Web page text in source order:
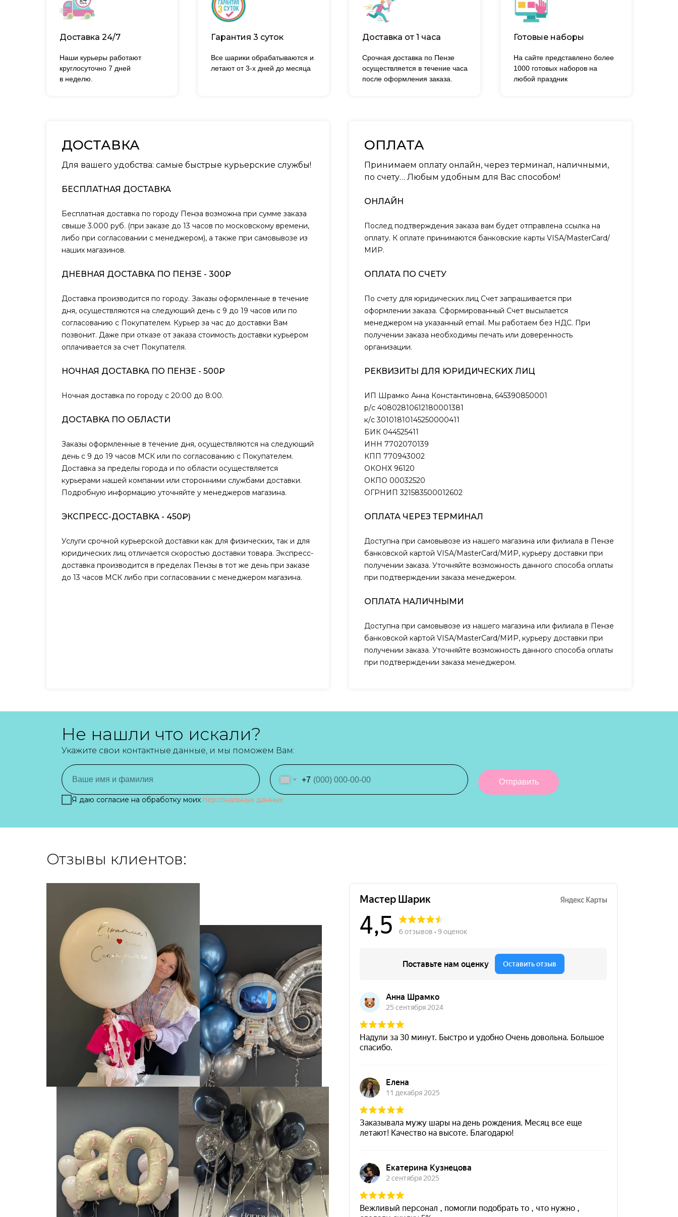
Доставка 24/7
Все шарики обрабатываются и
летают от 3-х дней до месяца
Срочная доставка по Пензе
осуществляется в течение часа
после оформления заказа.
Наши курьеры работают
круглосуточно 7 дней
в неделю.
Гарантия 3 суток Доставка от 1 часа
На сайте представлено более
1000 готовых наборов на
любой праздник
Готовые наборы
ДОСТАВКА
Для вашего удобства: самые быстрые курьерские службы!
БЕСПЛАТНАЯ ДОСТАВКА
Бесплатная доставка по городу Пенза возможна при сумме заказа
свыше 3.000 руб. (при заказе до 13 часов по московскому времени,
либо при согласовании с менеджером), а также при самовывозе из
наших магазинов.
ДНЕВНАЯ ДОСТАВКА ПО ПЕНЗЕ - 300₽
Доставка производится по городу. Заказы оформленные в течение
дня, осуществляются на следующий день с 9 до 19 часов или по
согласованию с Покупателем. Курьер за час до доставки Вам
позвонит. Даже при отказе от заказа стоимость доставки курьером
оплачивается за счет Покупателя.
НОЧНАЯ ДОСТАВКА ПО ПЕНЗЕ - 500₽
Ночная доставка по городу с 20:00 до 8:00.
ДОСТАВКА ПО ОБЛАСТИ
Заказы оформленные в течение дня, осуществляются на следующий
день с 9 до 19 часов МСК или по согласованию с Покупателем.
Доставка за пределы города и по области осуществляется
курьерами нашей компании или сторонними службами доставки.
Подробную информацию уточняйте у менеджеров магазина.
ЭКСПРЕСС-ДОСТАВКА - 450₽)
Услуги срочной курьерской доставки как для физических, так и для
юридических лиц отличается скоростью доставки товара. Экспресс-
доставка производится в пределах Пензы в тот же день при заказе
до 13 часов МСК либо при согласовании с менеджером магазина.
ОПЛАТА
Принимаем оплату онлайн, через терминал, наличными,
по счету… Любым удобным для Вас способом!
ОНЛАЙН
Послед подтверждения заказа вам будет отправлена ссылка на
оплату. К оплате принимаются банковские карты VISA/MasterCard/
МИР.
ОПЛАТА ПО СЧЕТУ
По счету для юридических лиц Счет запрашивается при
оформлении заказа. Сформированный Счет высылается
менеджером на указанный email. Мы работаем без НДС. При
получении заказа необходимы печать или доверенность
организации.
РЕКВИЗИТЫ ДЛЯ ЮРИДИЧЕСКИХ ЛИЦ
ИП Шрамко Анна Константиновна, 645390850001
р/с 40802810612180001381
к/с 30101810145250000411
БИК 044525411
ИНН 7702070139
КПП 770943002
ОКОНХ 96120
ОКПО 00032520
ОГРНИП 321583500012602
ОПЛАТА ЧЕРЕЗ ТЕРМИНАЛ
Доступна при самовывозе из нашего магазина или филиала в Пензе
банковской картой VISA/MasterCard/МИР, курьеру доставки при
получении заказа. Уточняйте возможность данного способа оплаты
при подтверждении заказа менеджером.
ОПЛАТА НАЛИЧНЫМИ
Доступна при самовывозе из нашего магазина или филиала в Пензе
банковской картой VISA/MasterCard/МИР, курьеру доставки при
получении заказа. Уточняйте возможность данного способа оплаты
при подтверждении заказа менеджером.
+7
Я даю согласие на обработку моих персональных данных
Отправить
Не нашли что искали?
Укажите свои контактные данные, и мы поможем Вам:
Отзывы клиентов: